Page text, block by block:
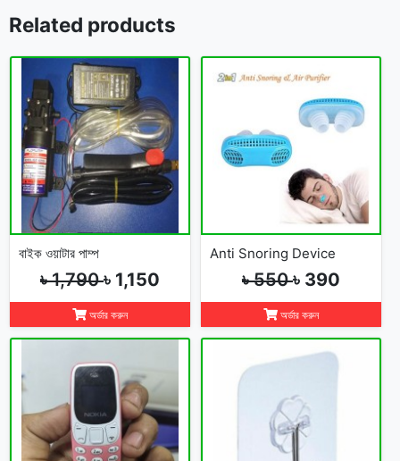
Related products
বাইক ওয়াটার পাম্প
৳ 1,790৳ 1,150
অর্ডার করুন
Anti Snoring Device
৳ 550৳ 390
অর্ডার করুন